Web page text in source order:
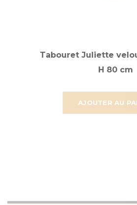
AJOUTER AU
Tabouret Juliette
H 80 cm